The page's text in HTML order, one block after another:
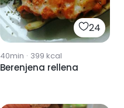
24
40min · 399 kcal
Berenjena rellena